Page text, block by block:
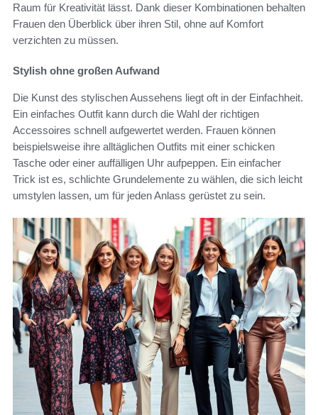
Raum für Kreativität lässt. Dank dieser Kombinationen behalten
Frauen den Überblick über ihren Stil, ohne auf Komfort
verzichten zu müssen.
Stylish ohne großen Aufwand
Die Kunst des stylischen Aussehens liegt oft in der Einfachheit.
Ein einfaches Outfit kann durch die Wahl der richtigen
Accessoires schnell aufgewertet werden. Frauen können
beispielsweise ihre alltäglichen Outfits mit einer schicken
Tasche oder einer auffälligen Uhr aufpeppen. Ein einfacher
Trick ist es, schlichte Grundelemente zu wählen, die sich leicht
umstylen lassen, um für jeden Anlass gerüstet zu sein.